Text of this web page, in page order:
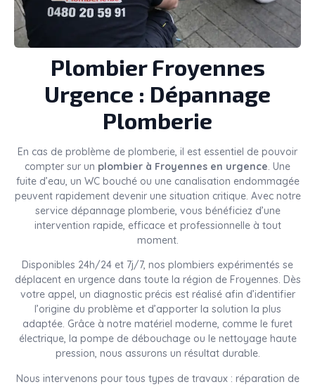
Plombier Froyennes
Urgence : Dépannage
Plomberie
En cas de problème de plomberie, il est essentiel de pouvoir
compter sur un plombier à Froyennes en urgence. Une
fuite d’eau, un WC bouché ou une canalisation endommagée
peuvent rapidement devenir une situation critique. Avec notre
service dépannage plomberie, vous bénéficiez d’une
intervention rapide, efficace et professionnelle à tout
moment.
Disponibles 24h/24 et 7j/7, nos plombiers expérimentés se
déplacent en urgence dans toute la région de Froyennes. Dès
votre appel, un diagnostic précis est réalisé afin d’identifier
l’origine du problème et d’apporter la solution la plus
adaptée. Grâce à notre matériel moderne, comme le furet
électrique, la pompe de débouchage ou le nettoyage haute
pression, nous assurons un résultat durable.
Nous intervenons pour tous types de travaux : réparation de